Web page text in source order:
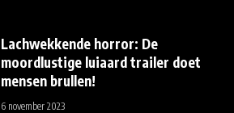
Lachwekkende horror: De
moordlustige luiaard trailer doet
mensen brullen!
6 november 2023